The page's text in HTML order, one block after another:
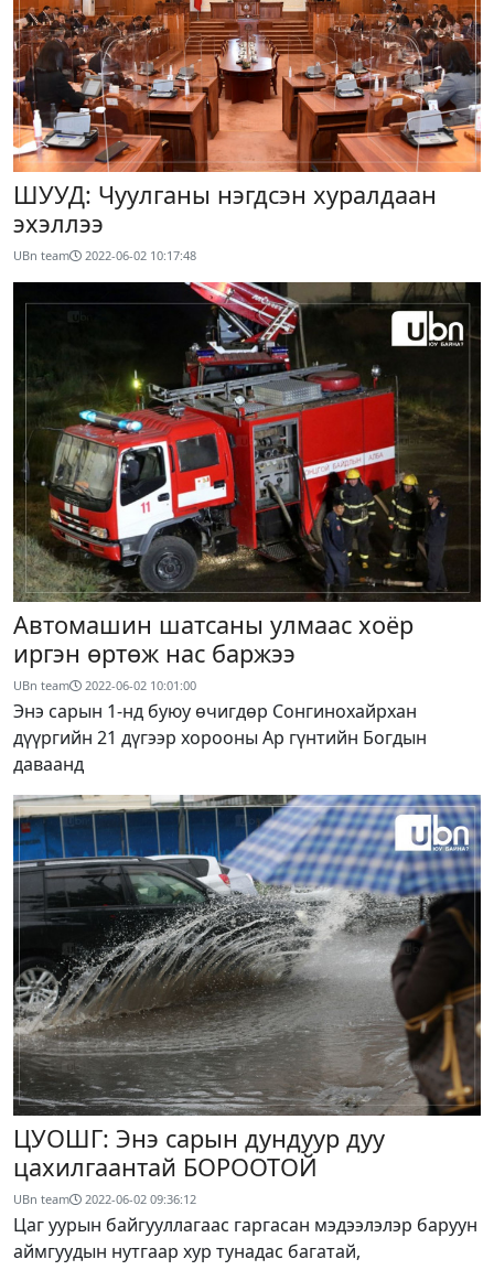
ШУУД: Чуулганы нэгдсэн хуралдаан
эхэллээ
UBn team 2022-06-02 10:17:48
Автомашин шатсаны улмаас хоёр
иргэн өртөж нас баржээ
UBn team 2022-06-02 10:01:00
Энэ сарын 1-нд буюу өчигдөр Сонгинохайрхан
дүүргийн 21 дүгээр хорооны Ар гүнтийн Богдын
даваанд
ЦУОШГ: Энэ сарын дундуур дуу
цахилгаантай БОРООТОЙ
UBn team 2022-06-02 09:36:12
Цаг уурын байгууллагаас гаргасан мэдээлэлэр баруун
аймгуудын нутгаар хур тунадас багатай,